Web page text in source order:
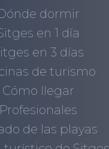
dormir
en 1 día
en 3 días
de turismo
Cómo llegar
Profesionales
de las playas